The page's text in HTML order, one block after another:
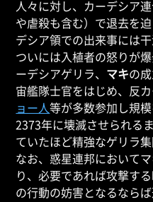
人々に対し、カーデシア
や虐殺も含む）で退去を
デシア領での出来事には
ついには入植者の怒りが
ーデシアゲリラ、 マキの
宙艦隊士官をはじめ、反
ョー人等が多数参加し規
2373年に壊滅させられる
ていたほど精強なゲリラ集
なお、惑星連邦において
り、必要であれば攻撃す
の行動の妨害となるなら